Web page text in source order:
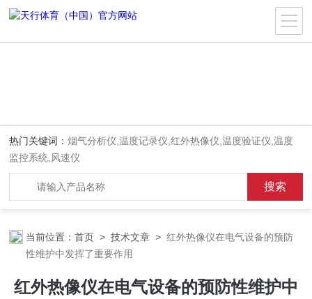
热门关键词：烟气分析仪,温度记录仪,红外热像仪,温度验证仪,温度
监控系统,风速仪
当前位置：首页 >技术文章 >红外热像仪在电气设备的预防
性维护中发挥了重要作用
红外热像仪在电气设备的预防性维护中